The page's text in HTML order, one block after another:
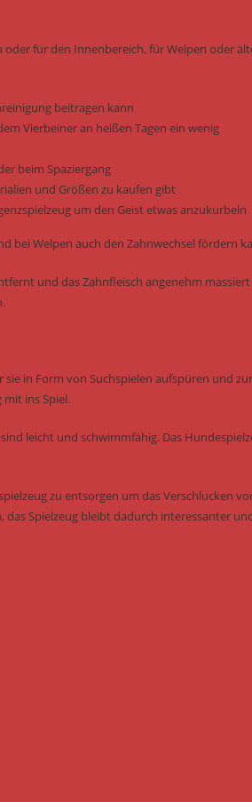
für den Innenbereich, für Welpen oder
beitragen kann
Vierbeiner an heißen Tagen ein wenig
beim Spaziergang
und Größen zu kaufen gibt
um den Geist etwas anzukurbeln
bei Welpen auch den Zahnwechsel fördern
und das Zahnfleisch angenehm massiert
in Form von Suchspielen aufspüren und
ins Spiel.
leicht und schwimmfähig. Das
zu entsorgen um das Verschlucken
das Spielzeug bleibt dadurch interessanter